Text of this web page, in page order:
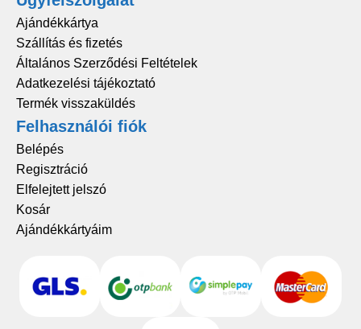
Ajándékkártya
Szállítás és fizetés
Általános Szerződési Feltételek
Adatkezelési tájékoztató
Termék visszaküldés
Felhasználói fiók
Belépés
Regisztráció
Elfelejtett jelszó
Kosár
Ajándékkártyáim